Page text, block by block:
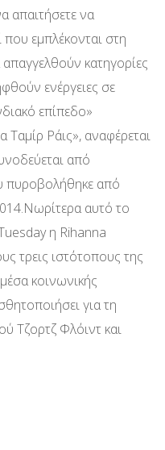
απαιτήσετε να
εμπλέκονται στη
κατηγορίες
ενέργειες σε
επίπεδο»
Ταμίρ Ράις», αναφέρεται
από
πυροβολήθηκε από
αυτό το
η Rihanna
τρεις ιστότοπους της
κοινωνικής
για τη
Τζορτζ Φλόιντ και